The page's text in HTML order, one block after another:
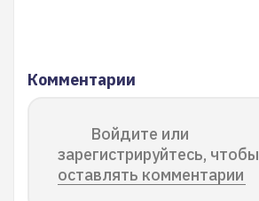
Комментарии
Войдите или
зарегистрируйтесь, чтобы
оставлять комментарии